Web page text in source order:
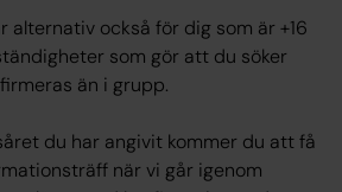
alternativ också för dig som är +16
som gör att du söker
än i grupp.
du har angivit kommer du att få
när vi går igenom